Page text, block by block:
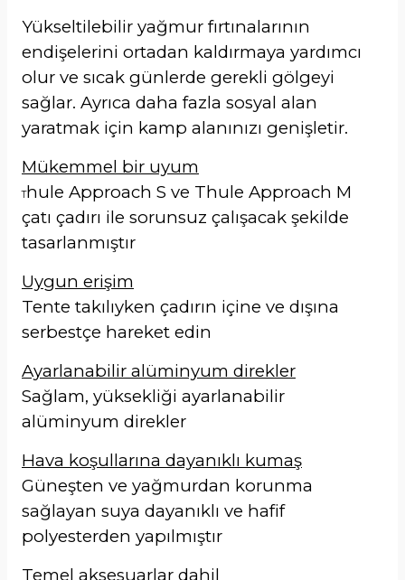
Yükseltilebilir yağmur fırtınalarının
endişelerini ortadan kaldırmaya yardımcı
olur ve sıcak günlerde gerekli gölgeyi
sağlar. Ayrıca daha fazla sosyal alan
yaratmak için kamp alanınızı genişletir.
Mükemmel bir uyum
Thule Approach S ve Thule Approach M
çatı çadırı ile sorunsuz çalışacak şekilde
tasarlanmıştır
Uygun erişim
Tente takılıyken çadırın içine ve dışına
serbestçe hareket edin
Ayarlanabilir alüminyum direkler
Sağlam, yüksekliği ayarlanabilir
alüminyum direkler
Hava koşullarına dayanıklı kumaş
Güneşten ve yağmurdan korunma
sağlayan suya dayanıklı ve hafif
polyesterden yapılmıştır
Temel aksesuarlar dahil